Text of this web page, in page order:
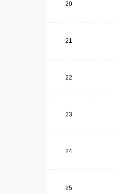
20
21
22
23
24
25